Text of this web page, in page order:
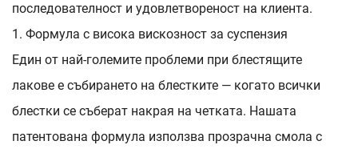
последователност и удовлетвореност на клиента.
1. Формула с висока вискозност за суспензия
Един от най-големите проблеми при блестящите
лакове е събирането на блестките — когато всички
блестки се съберат накрая на четката. Нашата
патентована формула използва прозрачна смола с